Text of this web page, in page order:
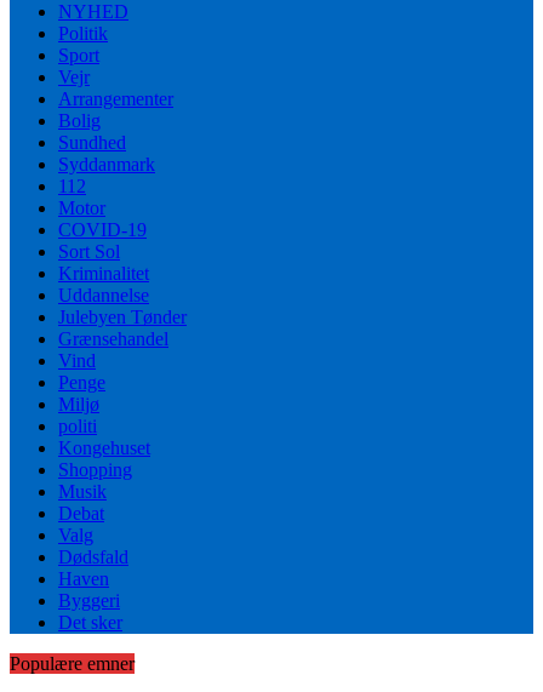
NYHED
Politik
Sport
Vejr
Arrangementer
Bolig
Sundhed
Syddanmark
112
Motor
COVID-19
Sort Sol
Kriminalitet
Uddannelse
Julebyen Tønder
Grænsehandel
Vind
Penge
Miljø
politi
Kongehuset
Shopping
Musik
Debat
Valg
Dødsfald
Haven
Byggeri
Det sker
Populære emner